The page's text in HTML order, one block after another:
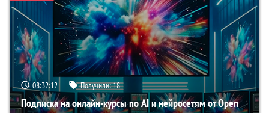
08:32:11 Получили:18
Подписка на онлайн-курсы по AI и нейросетям от Open